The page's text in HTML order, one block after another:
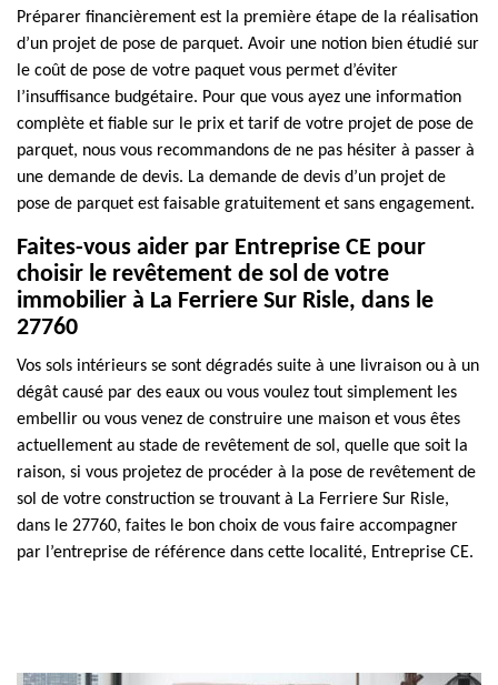
Préparer financièrement est la première étape de la réalisation
d’un projet de pose de parquet. Avoir une notion bien étudié sur
le coût de pose de votre paquet vous permet d’éviter
l’insuffisance budgétaire. Pour que vous ayez une information
complète et fiable sur le prix et tarif de votre projet de pose de
parquet, nous vous recommandons de ne pas hésiter à passer à
une demande de devis. La demande de devis d’un projet de
pose de parquet est faisable gratuitement et sans engagement.
Faites-vous aider par Entreprise CE pour
choisir le revêtement de sol de votre
immobilier à La Ferriere Sur Risle, dans le
27760
Vos sols intérieurs se sont dégradés suite à une livraison ou à un
dégât causé par des eaux ou vous voulez tout simplement les
embellir ou vous venez de construire une maison et vous êtes
actuellement au stade de revêtement de sol, quelle que soit la
raison, si vous projetez de procéder à la pose de revêtement de
sol de votre construction se trouvant à La Ferriere Sur Risle,
dans le 27760, faites le bon choix de vous faire accompagner
par l’entreprise de référence dans cette localité, Entreprise CE.